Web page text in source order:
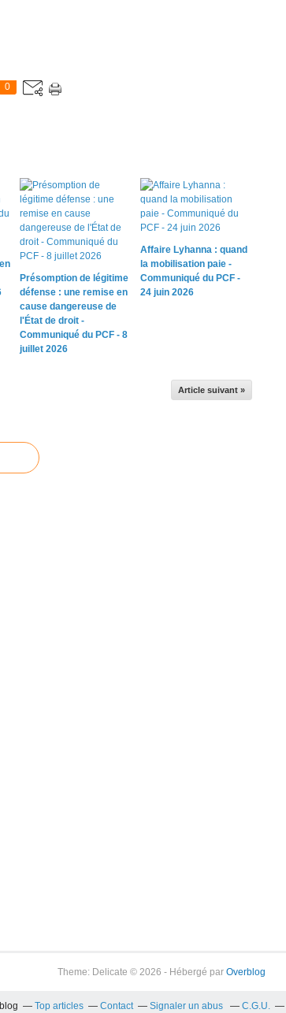
0
Présomption de légitime
défense : une remise en
cause dangereuse de
l'État de droit -
Communiqué du PCF - 8
juillet 2026
Affaire Lyhanna : quand
la mobilisation paie -
Communiqué du PCF -
24 juin 2026
Article suivant »
Theme: Delicate © 2026 - Hébergé par Overblog
Top articles Contact Signaler un abus C.G.U.